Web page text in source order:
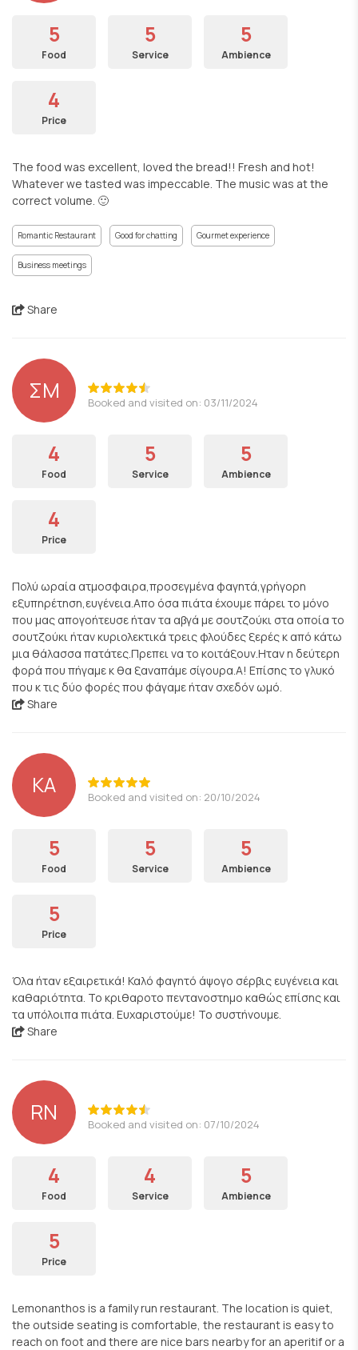
5
Food
5
Service
5
Ambience
4
Price
The food was excellent, loved the bread!! Fresh and hot!
Whatever we tasted was impeccable. The music was at the
correct volume. 🙂
Romantic Restaurant Good for chatting Gourmet experience
Business meetings
Share
ΣΜ Booked and visited on: 03/11/2024
4
Food
5
Service
5
Ambience
4
Price
Πολύ ωραία ατμοσφαιρα,προσεγμένα φαγητά,γρήγορη
εξυπηρέτηση,ευγένεια.Απο όσα πιάτα έχουμε πάρει το μόνο
που μας απογοήτευσε ήταν τα αβγά με σουτζούκι στα οποία το
σουτζούκι ήταν κυριολεκτικά τρεις φλούδες ξερές κ από κάτω
μια θάλασσα πατάτες.Πρεπει να το κοιτάξουν.Ηταν η δεύτερη
φορά που πήγαμε κ θα ξαναπάμε σίγουρα.Α! Επίσης το γλυκό
που κ τις δύο φορές που φάγαμε ήταν σχεδόν ωμό.
Share
ΚΑ Booked and visited on: 20/10/2024
5
Food
5
Service
5
Ambience
5
Price
Όλα ήταν εξαιρετικά! Καλό φαγητό άψογο σέρβις ευγένεια και
καθαριότητα. Το κριθαροτο πεντανοστημο καθώς επίσης και
τα υπόλοιπα πιάτα. Ευχαριστούμε! Το συστήνουμε.
Share
RN Booked and visited on: 07/10/2024
4
Food
4
Service
5
Ambience
5
Price
Lemonanthos is a family run restaurant. The location is quiet,
the outside seating is comfortable, the restaurant is easy to
reach on foot and there are nice bars nearby for an aperitif or a